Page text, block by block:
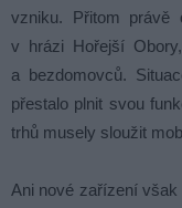
vzniku. Přitom právě
v hrázi Hořejší
a bezdomovců.
přestalo plnit svou
trhů musely sloužit
Ani nové zařízení